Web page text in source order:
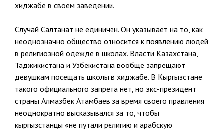
хиджабе в своем заведении.
Случай Салтанат не единичен. Он указывает на то, как
неоднозначно общество относится к появлению людей
в религиозной одежде в школах. Власти Казахстана,
Таджикистана и Узбекистана вообще запрещают
девушкам посещать школы в хиджабе. В Кыргызстане
такого официального запрета нет, но экс-президент
страны Алмазбек Атамбаев за время своего правления
неоднократно высказывался за то, чтобы
кыргызстанцы «не путали религию и арабскую